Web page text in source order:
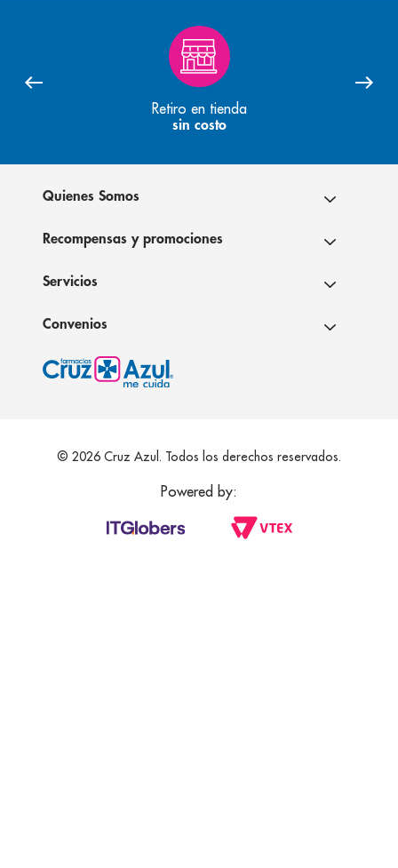
Retiro en tienda
sin costo
Quienes Somos
Recompensas y promociones
Servicios
Convenios
© 2026 Cruz Azul. Todos los derechos reservados.
Powered by: